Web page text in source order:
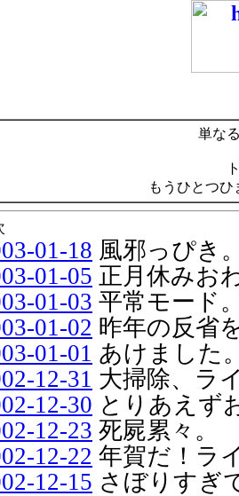
単な
もうひとつ
01-18 風邪っぴき
01-05 正月休みお
01-03 平常モード
01-02 昨年の反省
01-01 あけました
12-31 大掃除、ラ
12-30 とりあえず
12-23 死屍累々。
12-22 年賀だ！ラ
12-15 さぼりすぎ